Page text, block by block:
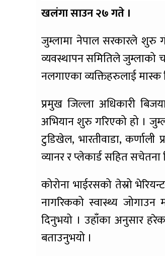
खलंगा साउन २७ गते ।
जुम्लामा नेपाल सरकारले शुरु
व्यवस्थापन समितिले जुम्लाको
नलगाएका व्यक्तिहरुलाई
प्रमुख जिल्ला अधिकारी
अभियान शुरु गरिएको हो ।
टुडिखेल, भारतीवाडा,
व्यानर र प्लेकार्ड सहित
कोरोना भाईरसको तेस्रो
नागरिकको स्वास्थ्य
दिनुभयो । उहाँका अनुसार
बताउनुभयो ।